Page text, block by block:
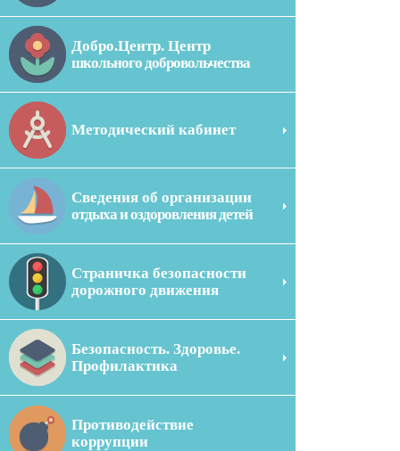
Добро.Центр. Центр
школьного добровольчества
Методический кабинет
Сведения об организации
отдыха и оздоровления детей
Страничка безопасности
дорожного движения
Безопасность. Здоровье.
Профилактика
Противодействие
коррупции